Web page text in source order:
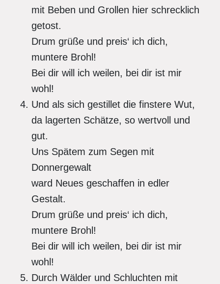
mit Beben und Grollen hier schrecklich
getost.
Drum grüße und preis‘ ich dich,
muntere Brohl!
Bei dir will ich weilen, bei dir ist mir
wohl!
Und als sich gestillet die finstere Wut,
da lagerten Schätze, so wertvoll und
gut.
Uns Spätem zum Segen mit
Donnergewalt
ward Neues geschaffen in edler
Gestalt.
Drum grüße und preis‘ ich dich,
muntere Brohl!
Bei dir will ich weilen, bei dir ist mir
wohl!
Durch Wälder und Schluchten mit